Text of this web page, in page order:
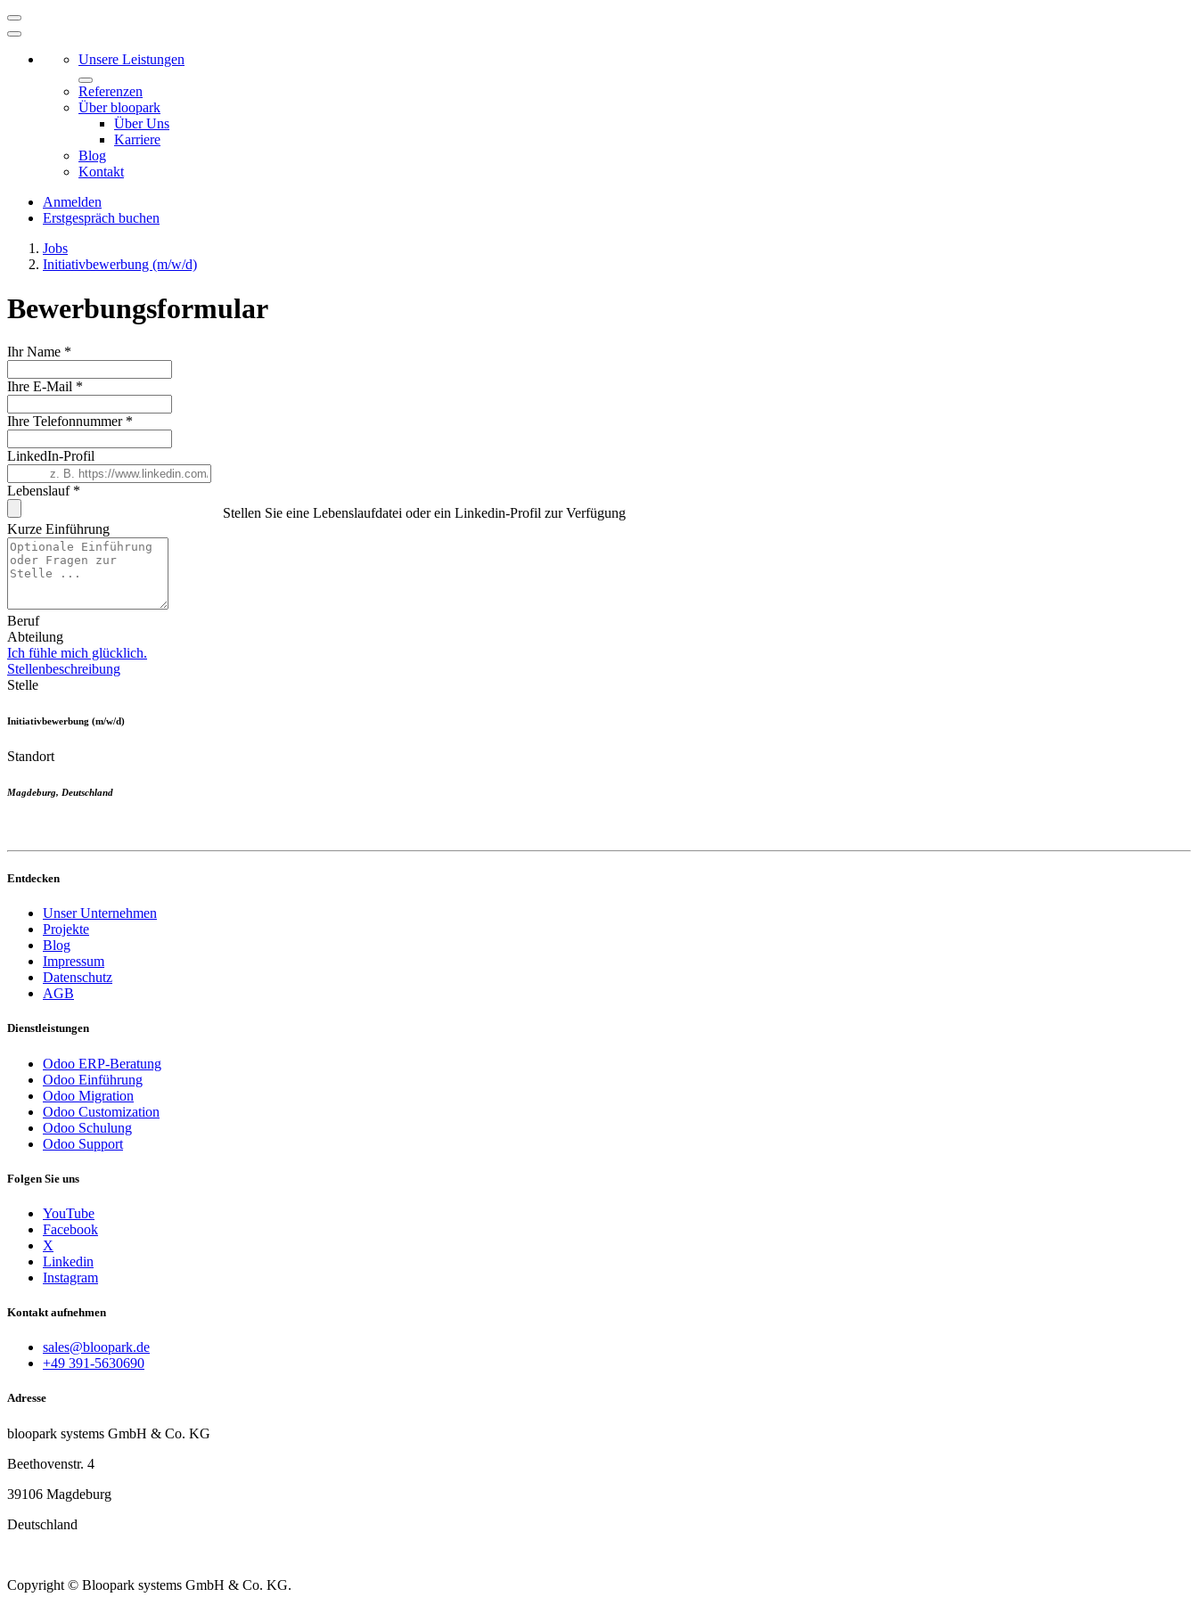
Unsere Leistungen
Referenzen
Über bloopark
Über Uns
Karriere
Blog
Kontakt
Anmelden
Erstgespräch buchen
Jobs
Initiativbewerbung (m/w/d)
Bewerbungsformular
Ihr Name *
Ihre E-Mail *
Ihre Telefonnummer *
LinkedIn-Profil
Lebenslauf*
Stellen Sie eine Lebenslaufdatei oder ein Linkedin-Profil zur Verfügung
Kurze Einführung
Beruf
Abteilung
Ich fühle mich glücklich.
Stellenbeschreibung
Stelle
Initiativbewerbung (m/w/d)
Standort
Magdeburg, Deutschland
Entdecken
Unser Unternehmen
Projekte
Blog
Impressum
Datenschutz
AGB
Dienstleistungen
Odoo ERP-Beratung
Odoo Einführung
Odoo Migration
Odoo Customization
Odoo Schulung
Odoo Support
Folgen Sie uns
YouTube
Facebook
X
Linkedin
Instagram
Kontakt aufnehmen
sales@bloopark.de
+49 391-5630690
Adresse
bloopark systems GmbH & Co. KG
Beethovenstr. 4
39106 Magdeburg
Deutschland
Copyright © Bloopark systems GmbH & Co. KG.